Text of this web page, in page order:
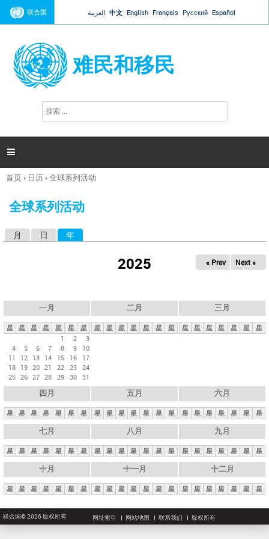
Jump to navigation
联合国 العربية 中文 English Français Русский Español
难民和移民
搜
索

你
这
首页› 日历›全球系列活动
全球系列活动
月 日 年
2025 « Prev Next »
一月
星 星 星 星 星 星
星
1
2
3
4
5 6 7 8 9
10
11
12 13 14 15 16
17
18 19 20 21 22 23 24
25 26 27 28 29 30 31
二月
星 星 星 星 星 星 星
三月
星 星 星 星 星 星 星
四月
星 星 星 星 星 星 星
五月
星 星 星 星 星 星 星
六月
星 星 星 星 星 星 星
七月
星 星 星 星 星 星 星
八月
星 星 星 星 星 星 星
九月
星 星 星 星 星 星 星
十月
星 星 星 星 星 星 星
十一月
星 星 星 星 星 星 星
十二月
星 星 星 星 星 星 星
联合国© 2026 版权所有 网址索引 网站地图 联系我们 版权所有